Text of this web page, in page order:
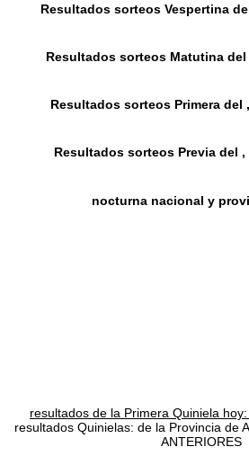
Resultados sorteos Vespertina
Resultados sorteos Matutina
Resultados sorteos Primera
Resultados sorteos Previa del
nocturna nacional y
resultados de la Primera Quiniela
resultados Quinielas: de la Provincia de
ANTERIORES